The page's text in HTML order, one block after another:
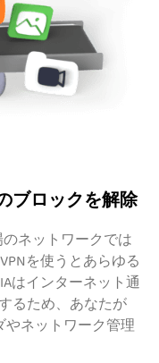
ブロックを解除
ネットワークでは
を使うとあらゆる
はインターネット通
るため、あなたが
ネットワーク管理